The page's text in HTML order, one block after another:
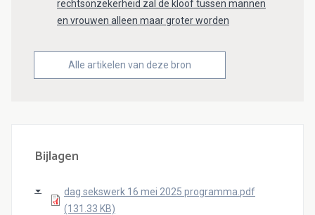
rechtsonzekerheid zal de kloof tussen mannen
en vrouwen alleen maar groter worden
Alle artikelen van deze bron
Bijlagen
dag sekswerk 16 mei 2025 programma.pdf
(131.33 KB)